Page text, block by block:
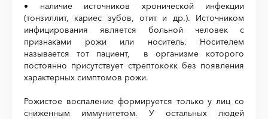
• наличие источников хронической инфекции
(тонзиллит, кариес зубов, отит и др.). Источником
инфицирования является больной человек с
признаками рожи или носитель. Носителем
называется тот пациент, в организме которого
постоянно присутствует стрептококк без появления
характерных симптомов рожи.
Рожистое воспаление формируется только у лиц со
сниженным иммунитетом. У остальных людей